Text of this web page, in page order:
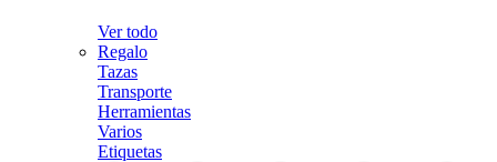
Ver todo
Regalo
Tazas
Transporte
Herramientas
Varios
Etiquetas